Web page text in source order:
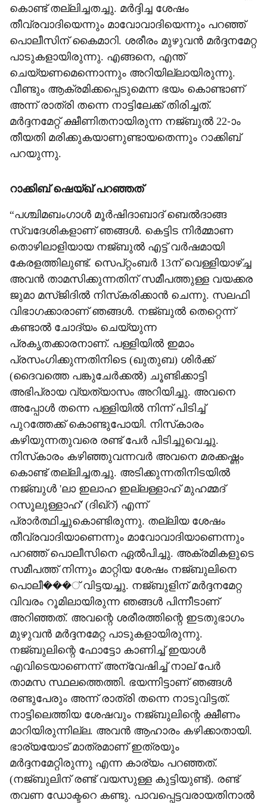
കൊണ്ട് തല്ലിച്ചതച്ചു. മര്‍ദ്ദിച്ച ശേഷം
തീവ്രവാദിയെന്നും മാവോവാദിയെന്നും പറഞ്ഞ്
പൊലീസിന് കൈമാറി. ശരീരം മുഴുവന്‍ മര്‍ദ്ദനമേറ്റ
പാടുകളായിരുന്നു. എങ്ങനെ, എന്ത്
ചെയ്യണമെന്നൊന്നും അറിയില്ലായിരുന്നു.
വീണ്ടും ആക്രമിക്കപ്പെടുമെന്ന ഭയം കൊണ്ടാണ്
അന്ന് രാത്രി തന്നെ നാട്ടിലേക്ക് തിരിച്ചത്.
മര്‍ദ്ദനമേറ്റ് ക്ഷീണിതനായിരുന്ന നജ്ബുല്‍ 22-ാം
തീയതി മരിക്കുകയാണുണ്ടായതെന്നും റാക്കിബ്
പറയുന്നു.
റാക്കിബ് ഷെയ്ഖ് പറഞ്ഞത്
“പശ്ചിമബംഗാള്‍ മൂര്‍ഷിദാബാദ് ബെല്‍ദാങ്ങ
സ്വദേശികളാണ് ഞങ്ങള്‍. കെട്ടിട നിര്‍മ്മാണ
തൊഴിലാളിയായ നജ്ബുല്‍ എട്ട് വര്‍ഷമായി
കേരളത്തിലുണ്ട്. സെപ്റ്റംബര്‍ 13ന് വെള്ളിയാഴ്ച്ച
അവന്‍ താമസിക്കുന്നതിന് സമീപത്തുള്ള വയക്കര
ജുമാ മസ്ജിദില്‍ നിസ്‌കരിക്കാന്‍ ചെന്നു. സലഫി
വിഭാഗക്കാരാണ് ഞങ്ങള്‍. നജ്ബുല്‍ തെറ്റെന്ന്
കണ്ടാല്‍ ചോദ്യം ചെയ്യുന്ന
പ്രകൃതക്കാരനാണ്. പള്ളിയില്‍ ഇമാം
പ്രസംഗിക്കുന്നതിനിടെ (ഖുതുബ) ശിര്‍ക്ക്
(ദൈവത്തെ പങ്കുചേര്‍ക്കല്‍) ചൂണ്ടിക്കാട്ടി
അഭിപ്രായ വ്യത്യാസം അറിയിച്ചു. അവനെ
അപ്പോള്‍ തന്നെ പള്ളിയില്‍ നിന്ന് പിടിച്ച്
പുറത്തേക്ക് കൊണ്ടുപോയി. നിസ്‌കാരം
കഴിയുന്നതുവരെ രണ്ട് പേര്‍ പിടിച്ചുവെച്ചു.
നിസ്‌കാരം കഴിഞ്ഞുവന്നവര്‍ അവനെ മരക്കഷ്ണം
കൊണ്ട് തല്ലിച്ചതച്ചു. അടിക്കുന്നതിനിടയില്‍
നജ്ബുള്‍ 'ലാ ഇലാഹ ഇല്ലള്ളാഹ് മുഹമ്മദ്
റസൂലുള്ളാഹ്' (ദിഖ്‌റ്) എന്ന്
പ്രാര്‍ത്ഥിച്ചുകൊണ്ടിരുന്നു. തല്ലിയ ശേഷം
തീവ്രവാദിയാണെന്നും മാവോവാദിയാണെന്നും
പറഞ്ഞ് പൊലീസിനെ ഏല്‍പിച്ചു. അക്രമികളുടെ
സമീപത്ത് നിന്നും മാറ്റിയ ശേഷം നജ്ബുലിനെ
പൊലീ���് വിട്ടയച്ചു. നജ്ബുളിന് മര്‍ദ്ദനമേറ്റ
വിവരം റൂമിലായിരുന്ന ഞങ്ങള്‍ പിന്നീടാണ്
അറിഞ്ഞത്. അവന്റെ ശരീരത്തിന്റെ ഇടതുഭാഗം
മുഴുവന്‍ മര്‍ദ്ദനമേറ്റ പാടുകളായിരുന്നു.
നജ്ബുലിന്റെ ഫോട്ടോ കാണിച്ച് ഇയാള്‍
എവിടെയാണെന്ന് അന്വേഷിച്ച് നാല് പേര്‍
താമസ സ്ഥലത്തെത്തി. ഭയന്നിട്ടാണ് ഞങ്ങള്‍
രണ്ടുപേരും അന്ന് രാത്രി തന്നെ നാടുവിട്ടത്.
നാട്ടിലെത്തിയ ശേഷവും നജ്ബുലിന്റെ ക്ഷീണം
മാറിയിരുന്നില്ല. അവന്‍ ആഹാരം കഴിക്കാതായി.
ഭാര്യയോട് മാത്രമാണ് ഇത്രയും
മര്‍ദ്ദനമേറ്റിരുന്നു എന്ന കാര്യം പറഞ്ഞത്.
(നജ്ബുലിന് രണ്ട് വയസുള്ള കുട്ടിയുണ്ട്). രണ്ട്
തവണ ഡോക്ടറെ കണ്ടു. പാവപ്പെട്ടവരായതിനാല്‍